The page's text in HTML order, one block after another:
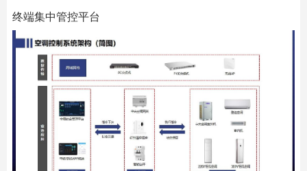
终端集中管控平台